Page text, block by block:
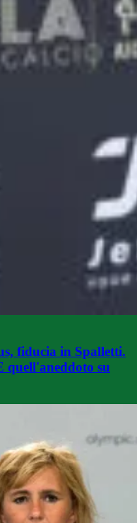
fiducia in Spalletti.
quell'aneddoto su